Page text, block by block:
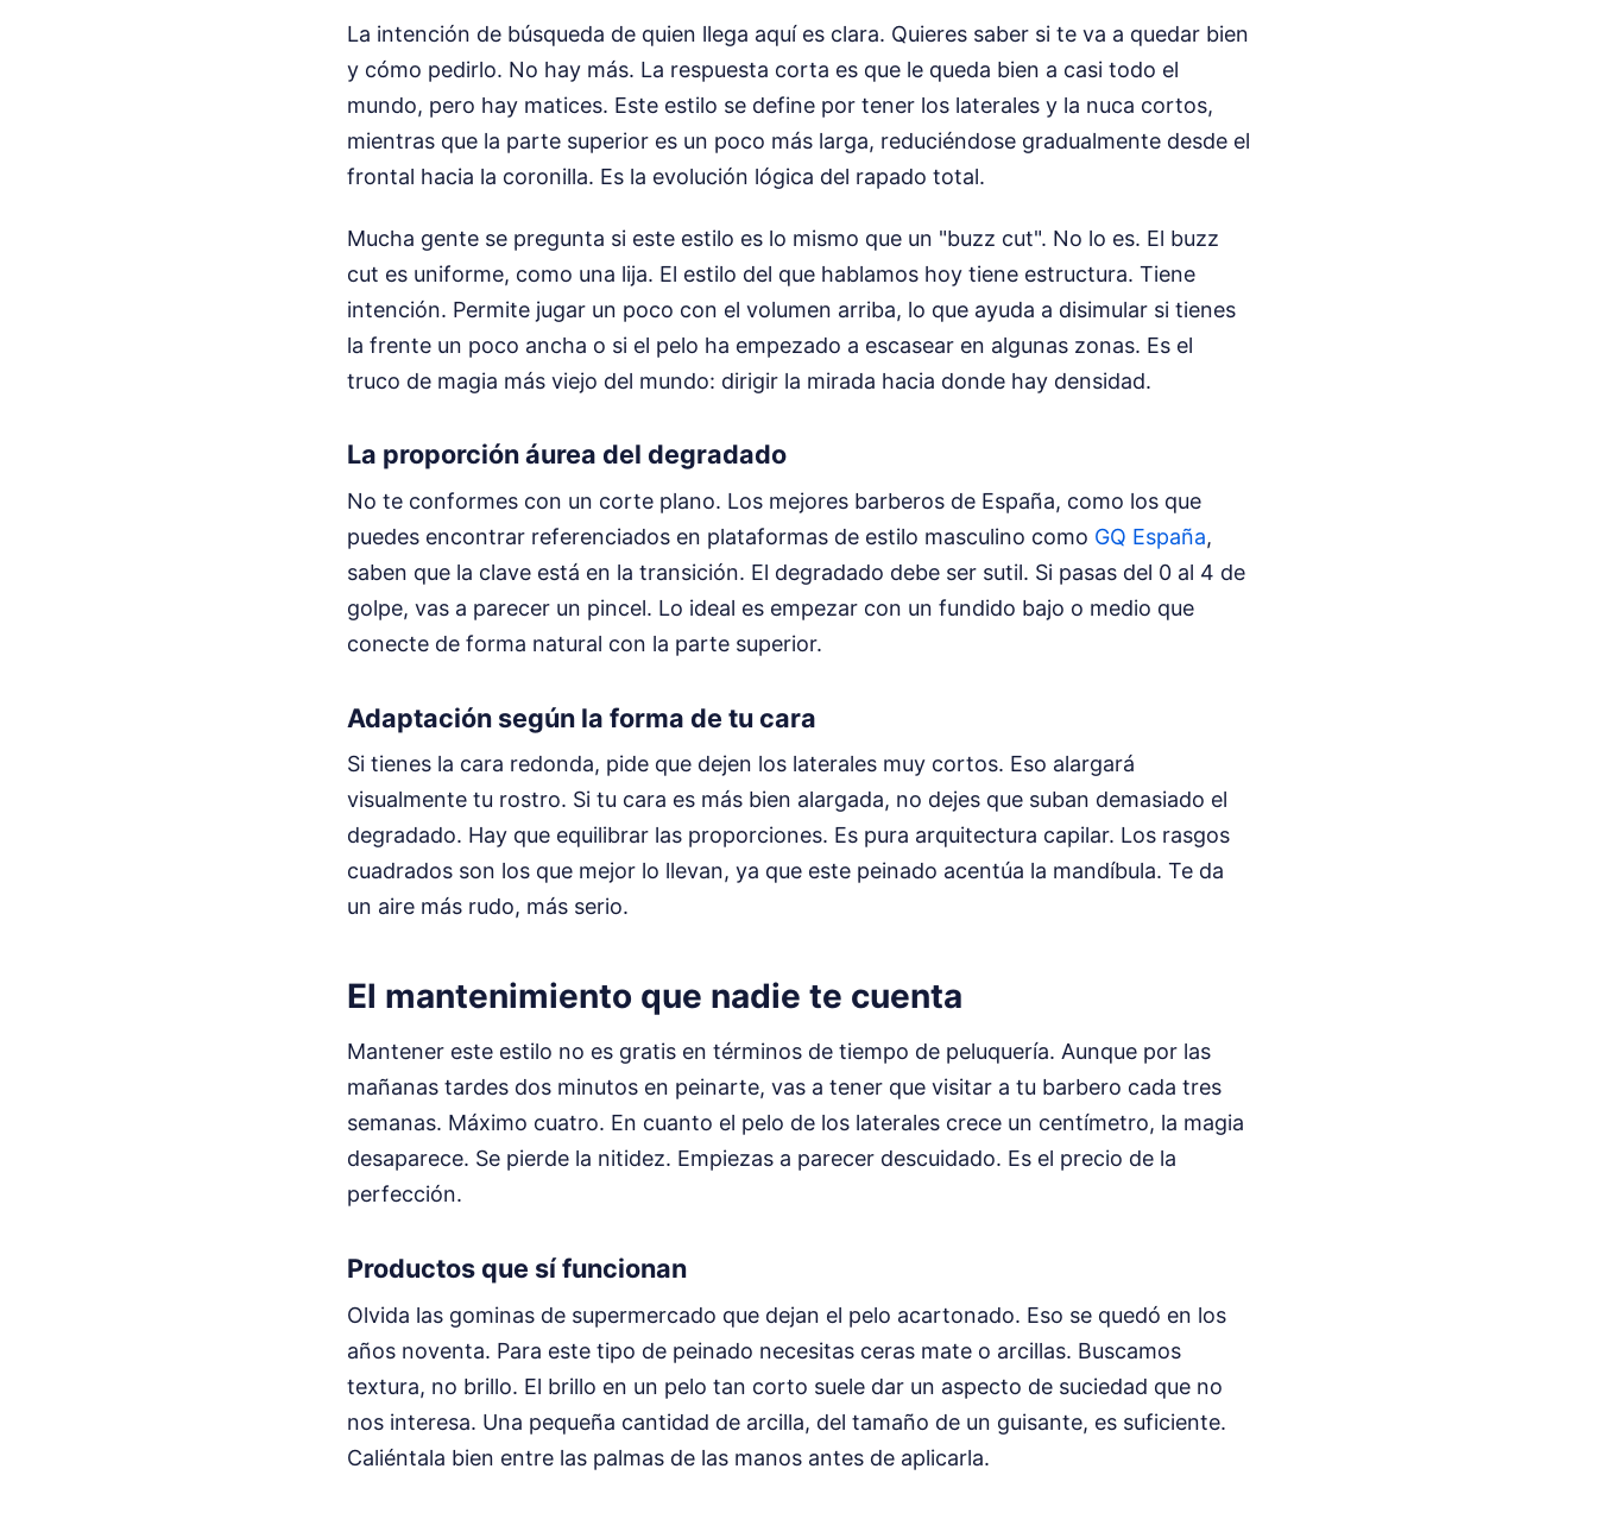
La intención de búsqueda de quien llega aquí es clara. Quieres saber si te va a quedar bien
y cómo pedirlo. No hay más. La respuesta corta es que le queda bien a casi todo el
mundo, pero hay matices. Este estilo se define por tener los laterales y la nuca cortos,
mientras que la parte superior es un poco más larga, reduciéndose gradualmente desde el
frontal hacia la coronilla. Es la evolución lógica del rapado total.
Mucha gente se pregunta si este estilo es lo mismo que un "buzz cut". No lo es. El buzz
cut es uniforme, como una lija. El estilo del que hablamos hoy tiene estructura. Tiene
intención. Permite jugar un poco con el volumen arriba, lo que ayuda a disimular si tienes
la frente un poco ancha o si el pelo ha empezado a escasear en algunas zonas. Es el
truco de magia más viejo del mundo: dirigir la mirada hacia donde hay densidad.
La proporción áurea del degradado
No te conformes con un corte plano. Los mejores barberos de España, como los que
puedes encontrar referenciados en plataformas de estilo masculino como GQ España,
saben que la clave está en la transición. El degradado debe ser sutil. Si pasas del 0 al 4 de
golpe, vas a parecer un pincel. Lo ideal es empezar con un fundido bajo o medio que
conecte de forma natural con la parte superior.
Adaptación según la forma de tu cara
Si tienes la cara redonda, pide que dejen los laterales muy cortos. Eso alargará
visualmente tu rostro. Si tu cara es más bien alargada, no dejes que suban demasiado el
degradado. Hay que equilibrar las proporciones. Es pura arquitectura capilar. Los rasgos
cuadrados son los que mejor lo llevan, ya que este peinado acentúa la mandíbula. Te da
un aire más rudo, más serio.
El mantenimiento que nadie te cuenta
Mantener este estilo no es gratis en términos de tiempo de peluquería. Aunque por las
mañanas tardes dos minutos en peinarte, vas a tener que visitar a tu barbero cada tres
semanas. Máximo cuatro. En cuanto el pelo de los laterales crece un centímetro, la magia
desaparece. Se pierde la nitidez. Empiezas a parecer descuidado. Es el precio de la
perfección.
Productos que sí funcionan
Olvida las gominas de supermercado que dejan el pelo acartonado. Eso se quedó en los
años noventa. Para este tipo de peinado necesitas ceras mate o arcillas. Buscamos
textura, no brillo. El brillo en un pelo tan corto suele dar un aspecto de suciedad que no
nos interesa. Una pequeña cantidad de arcilla, del tamaño de un guisante, es suficiente.
Caliéntala bien entre las palmas de las manos antes de aplicarla.